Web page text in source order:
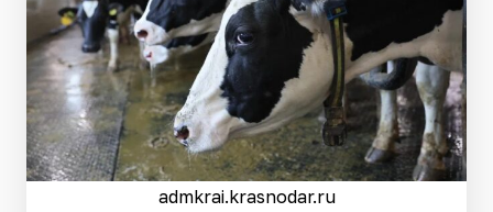
admkrai.krasnodar.ru